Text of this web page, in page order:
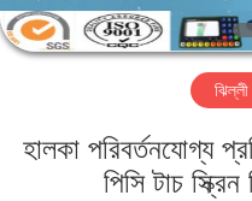
কারখানা
হালকা পরিবর্তনযোগ্য
পিসি টাচ